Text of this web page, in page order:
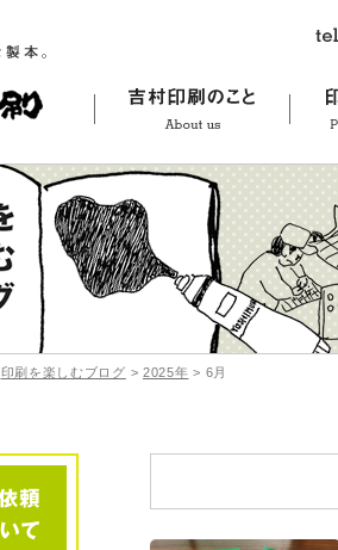
印刷を楽しむブログ > 2025年 > 6月